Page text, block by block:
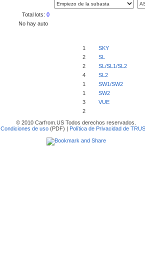
Total lots: 0
No hay auto
1 SKY
2 SL
2 SL/SL1/SL2
4 SL2
1 SW1/SW2
1 SW2
3 VUE
2
© 2010 Carfrom.US Todos derechos reservados.
Condiciones de uso (PDF) | Política de Privacidad de